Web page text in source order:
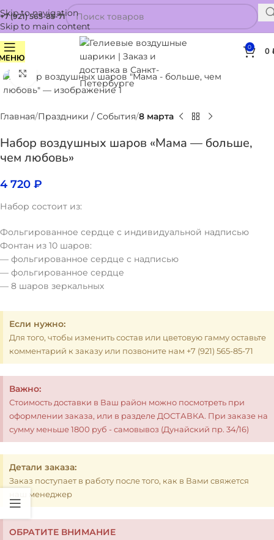
Skip to navigation
Skip to main content
+7 (921) 565-85-71
0 0
Нажмите, чтобы увеличить
Главная Праздники / События 8 марта
Набор воздушных шаров «Мама — больше,
чем любовь»
4 720 ₽
Набор состоит из:
Фольгированное сердце с индивидуальной надписью
Фонтан из 10 шаров:
— фольгированное сердце с надписью
— фольгированное сердце
— 8 шаров зеркальных
Если нужно:
Для того, чтобы изменить состав или цветовую гамму оставьте
комментарий к заказу или позвоните нам +7 (921) 565-85-71
Важно:
Стоимость доставки в Ваш район можно посмотреть при
оформлении заказа, или в разделе ДОСТАВКА. При заказе на
сумму меньше 1800 руб - самовывоз (Дунайский пр. 34/16)
Детали заказа:
Заказ поступает в работу после того, как в Вами свяжется
наш менеджер
ОБРАТИТЕ ВНИМАНИЕ